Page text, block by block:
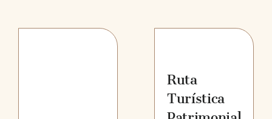
Ruta
Turística